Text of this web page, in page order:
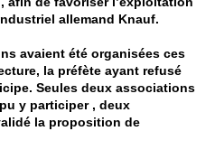
allemand Knauf.
avaient été organisées ces
la préfète ayant refusé
Seules deux associations
y participer , deux
la proposition de